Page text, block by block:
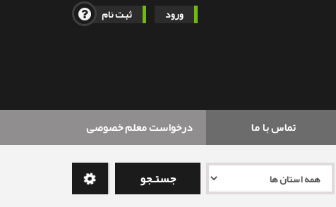
ورود ثبت نام
تماس با ما درخواست معلم خصوصی
جستـجو